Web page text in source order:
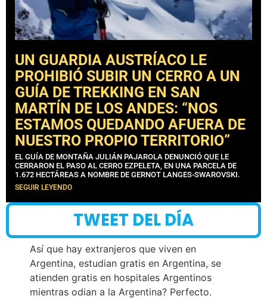
UN GUARDIA AUSTRÍACO LE
PROHIBIÓ SUBIR UN CERRO A UN
GUÍA DE TREKKING EN SAN
MARTÍN DE LOS ANDES: “NOS
ESTAMOS QUEDANDO AFUERA DE
NUESTRO PROPIO TERRITORIO”
EL GUÍA DE MONTAÑA JULIÁN PAJAROLA DENUNCIÓ QUE LE
CERRARON EL PASO AL CERRO EZPELETA, EN UNA PARCELA DE
1.672 HECTÁREAS A NOMBRE DE GERNOT LANGES-SWAROVSKI.
SEGUIR LEYENDO
TWEET DEL DÍA
Así que hay extranjeros que viven en
Argentina, estudian gratis en Argentina, se
atienden gratis en hospitales Argentinos
mientras odian a la Argentina? Perfecto.